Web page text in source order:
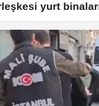
yurt